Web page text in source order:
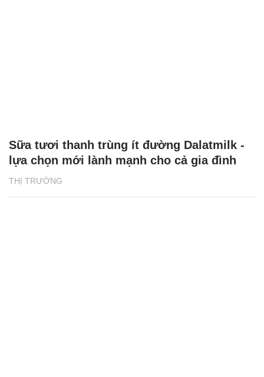
THỊ TRƯỜNG
Sữa tươi thanh trùng ít đường Dalatmilk -
lựa chọn mới lành mạnh cho cả gia đình